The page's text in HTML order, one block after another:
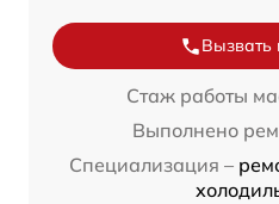
Вызвать
Стаж работы
Выполнено
Специализация –